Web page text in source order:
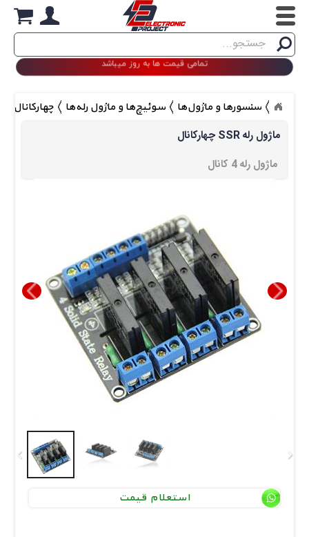
Search
جستجو تمامی قیمت ها به روز میباشد
سنسورها و ماژول‌ها سوئیچ‌ها و ماژول رله‌ها چهارکانال SSR ماژول رله
چهارکانال SSR ماژول رله
ماژول رله 4 کانال
استعلام قیمت